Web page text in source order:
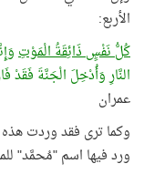
الأربع:
كُلُّ نَفْسٍ ذَائِقَةُ الْمَوْتِ
النَّارِ وَأُدْخِلَ الْجَنَّةَ فَقَدْ
عمران
وكما ترى فقد وردت
ورد فيها اسم "مُحمَّد"